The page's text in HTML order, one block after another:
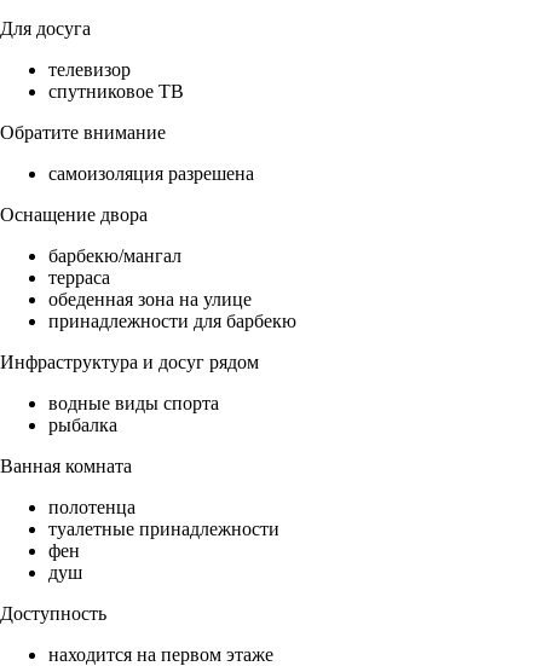
Для досуга
телевизор
спутниковое ТВ
Обратите внимание
самоизоляция разрешена
Оснащение двора
барбекю/мангал
терраса
обеденная зона на улице
принадлежности для барбекю
Инфраструктура и досуг рядом
водные виды спорта
рыбалка
Ванная комната
полотенца
туалетные принадлежности
фен
душ
Доступность
находится на первом этаже